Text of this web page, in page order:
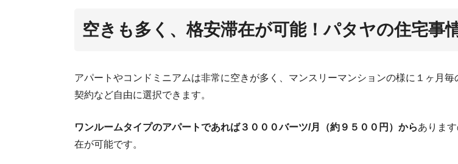
空きも多く、格安滞在が可能！パタヤの住宅事
アパートやコンドミニアムは非常に空きが多く、マンスリーマンションの様に１ヶ月毎
契約など自由に選択できます。
ワンルームタイプのアパートであれば３０００バーツ/月（約９５００円）からありま
在が可能です。